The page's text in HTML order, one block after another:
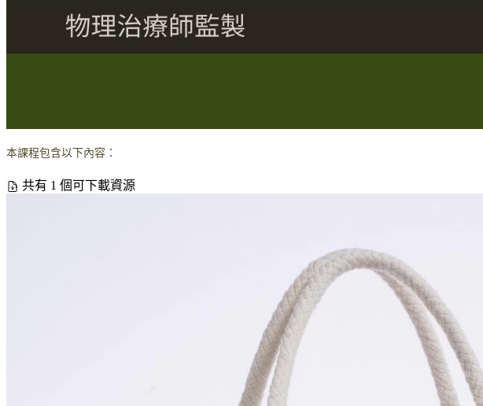
本課程包含以下內容：
共有 1 個可下載資源